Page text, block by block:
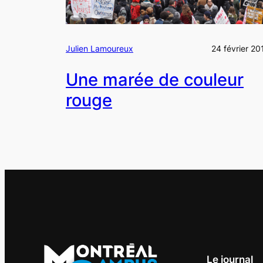
Julien Lamoureux 24 février
Une marée de couleur
rouge
Le journal